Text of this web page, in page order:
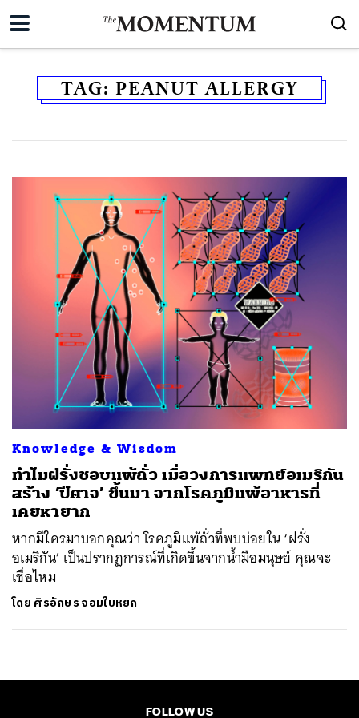
TAG: PEANUT ALLERGY
Knowledge & Wisdom
ทำไมฝรั่งชอบแพ้ถั่ว เมื่อวงการแพทย์อเมริกัน
สร้าง ‘ปีศาจ’ ขึ้นมา จากโรคภูมิแพ้อาหารที่
เคยหายาก
หากมีใครมาบอกคุณว่า โรคภูมิแพ้ถั่วที่พบบ่อยใน ‘ฝรั่ง
อเมริกัน’ เป็นปรากฏการณ์ที่เกิดขึ้นจากน้ำมือมนุษย์ คุณจะ
เชื่อไหม
โดย ศิรอักษร จอมใบหยก
FOLLOW US
SHARE EMAIL